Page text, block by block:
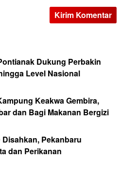
Dukung Perbakin
Level Nasional
Keakwa Gembira,
dan Bagi Makanan Bergizi
Disahkan, Pekanbaru
dan Perikanan